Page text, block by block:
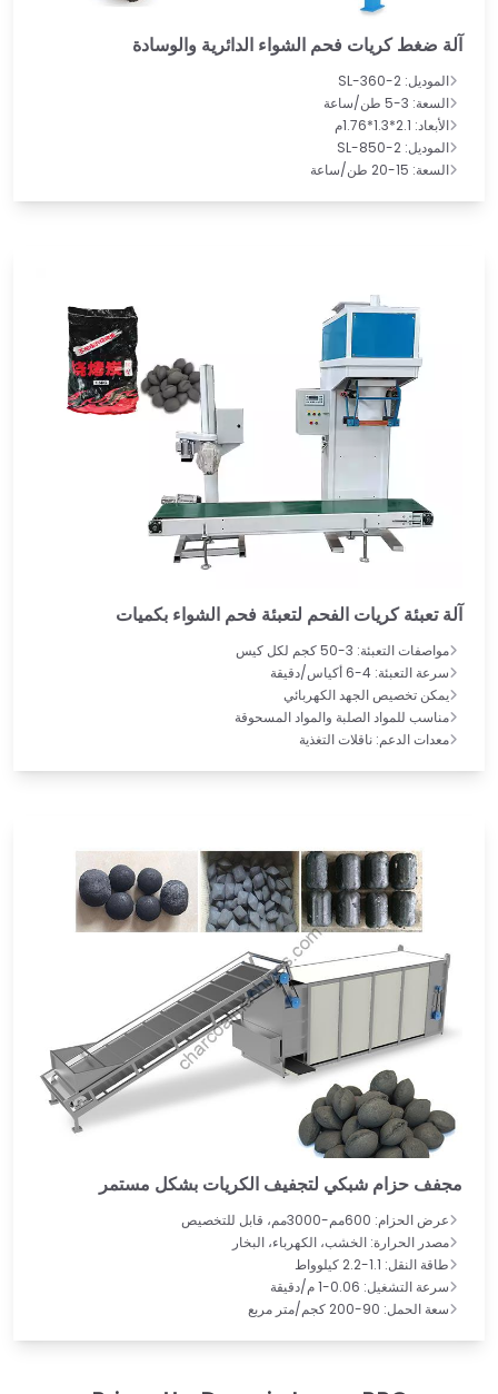
آلة ضغط كريات فحم الشواء الدائرية والوسادة
الموديل: SL-360-2
السعة: 3-5 طن/ساعة
الأبعاد: 2.1*1.3*1.76م
الموديل: SL-850-2
السعة: 15-20 طن/ساعة
آلة تعبئة كريات الفحم لتعبئة فحم الشواء بكميات
مواصفات التعبئة: 3-50 كجم لكل كيس
سرعة التعبئة: 4-6 أكياس/دقيقة
يمكن تخصيص الجهد الكهربائي
مناسب للمواد الصلبة والمواد المسحوقة
معدات الدعم: ناقلات التغذية
مجفف حزام شبكي لتجفيف الكريات بشكل مستمر
عرض الحزام: 600مم-3000مم، قابل للتخصيص
مصدر الحرارة: الخشب، الكهرباء، البخار
طاقة النقل: 1.1-2.2 كيلوواط
سرعة التشغيل: 0.06-1 م/دقيقة
سعة الحمل: 90-200 كجم/متر مربع